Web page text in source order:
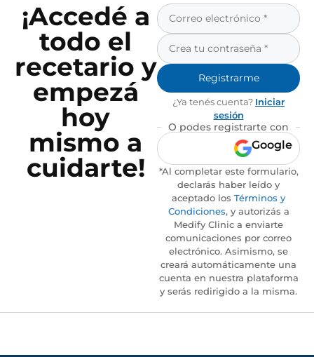
¡Accedé a
todo el
recetario y
empezá
hoy
mismo a
cuidarte!
Registrarme
¿Ya tenés cuenta? Iniciar
sesión
O podes registrarte con
Google
*Al completar este formulario,
declarás haber leído y
aceptado los Términos y
Condiciones, y autorizás a
Medify Clinic a enviarte
comunicaciones por correo
electrónico. Asimismo, se
creará automáticamente una
cuenta en nuestra plataforma
y serás redirigido a la misma.